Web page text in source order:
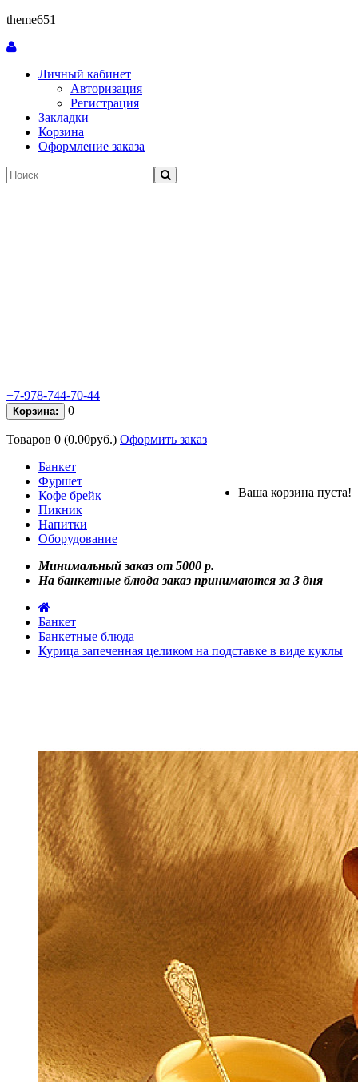
theme651
Личный кабинет
Авторизация
Регистрация
Закладки
Корзина
Оформление заказа
+7-978-744-70-44
Корзина: 0
Товаров 0 (0.00руб.) Оформить заказ
Ваша корзина пуста!
Банкет
Фуршет
Кофе брейк
Пикник
Напитки
Оборудование
Минимальный заказ от 5000 р.
На банкетные блюда заказ принимаются за 3 дня
Банкет
Банкетные блюда
Курица запеченная целиком на подставке в виде куклы